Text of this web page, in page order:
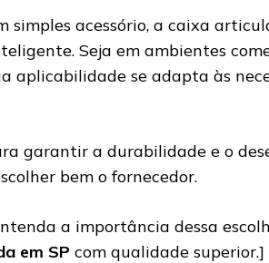
simples acessório, a caixa
Seja em ambientes
aplicabilidade se adapta às
garantir a durabilidade e o
bem o fornecedor.
a importância dessa
em SP com qualidade superior.]